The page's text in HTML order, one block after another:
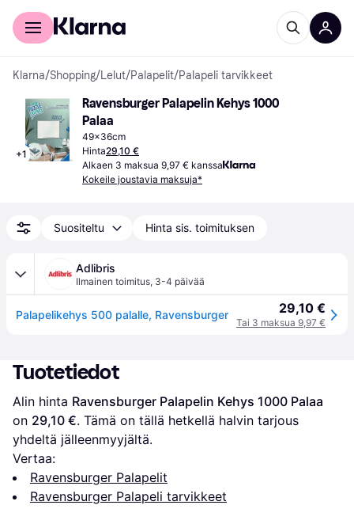
Kuluttajille
Klarna/Shopping/Lelut/Palapelit/Palapeli tarvikkeet
+1
Ravensburger Palapelin Kehys 1000
Palaa
49x36cm
Hinta29,10 €
Alkaen 3 maksua 9,97 € kanssa
Kokeile joustavia maksuja*
Suositeltu Hinta sis. toimituksen
Adlibris
Ilmainen toimitus, 3-4 päivää
Palapelikehys 500 palalle, Ravensburger 29,10 €
Tai 3 maksua 9,97 €
Tuotetiedot
Alin hinta Ravensburger Palapelin Kehys 1000 Palaa
on 29,10 €. Tämä on tällä hetkellä halvin tarjous
yhdeltä jälleenmyyjältä.
Vertaa:
Ravensburger Palapelit
Ravensburger Palapeli tarvikkeet